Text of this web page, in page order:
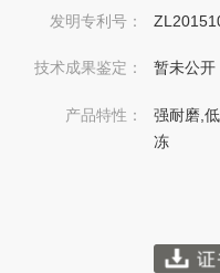
发明专利号：
技术成果鉴定： 暂未公开
产品特性：
强耐磨,
冻